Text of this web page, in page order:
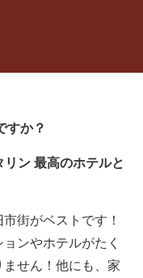
すか？
リン最高のホテルと
街がベストです！
ンやホテルがたく
せん！他にも、家